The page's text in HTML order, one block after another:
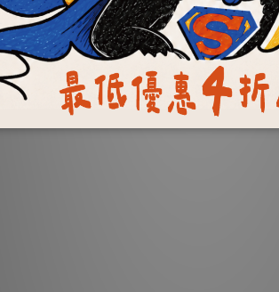
會員獨享